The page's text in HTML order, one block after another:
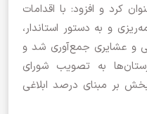
کرد و افزود: با اقدامات
و به دستور استاندار،
و عشایری جمع‌آوری شد و
به تصویب شورای
بخش بر مبنای درصد ابلاغی